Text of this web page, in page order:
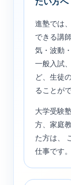
進塾では
できる講
気・波動
一般入試
ど、生徒
ることが
大学受験
方、家庭
た方は、
仕事です。